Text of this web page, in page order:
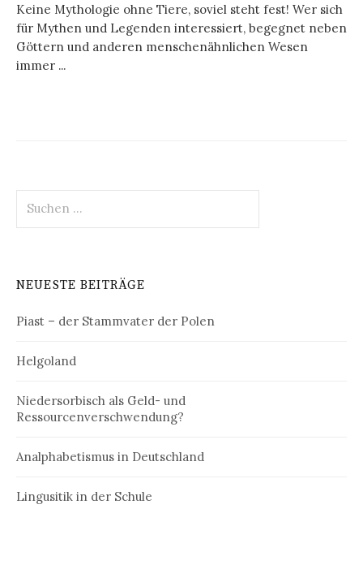
Keine Mythologie ohne Tiere, soviel steht fest! Wer sich
für Mythen und Legenden interessiert, begegnet neben
Göttern und anderen menschenähnlichen Wesen
immer ...
nach:
NEUESTE BEITRÄGE
Piast – der Stammvater der Polen
Helgoland
Niedersorbisch als Geld- und
Ressourcenverschwendung?
Analphabetismus in Deutschland
Lingusitik in der Schule